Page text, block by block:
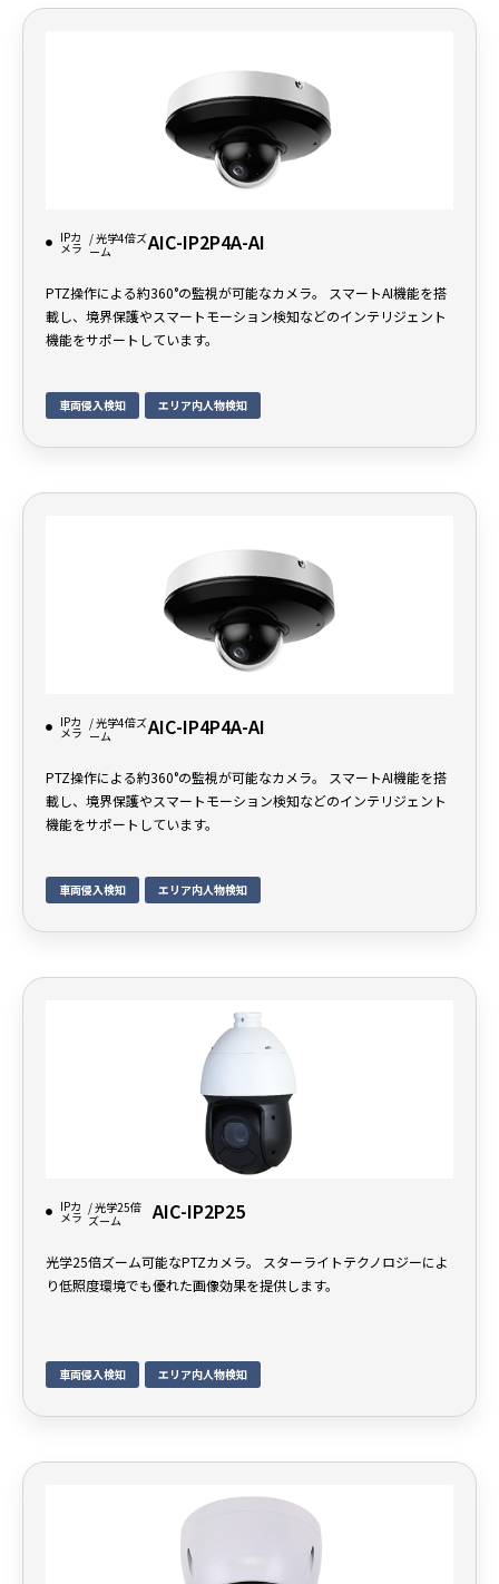
IPカ
メラ
/ 光学4倍ズ
ーム
AIC-IP2P4A-AI
PTZ操作による約360°の監視が可能なカメラ。 スマートAI機能を搭
載し、境界保護やスマートモーション検知などのインテリジェント
機能をサポートしています。
車両侵入検知 エリア内人物検知
IPカ
メラ
/ 光学4倍ズ
ーム
AIC-IP4P4A-AI
PTZ操作による約360°の監視が可能なカメラ。 スマートAI機能を搭
載し、境界保護やスマートモーション検知などのインテリジェント
機能をサポートしています。
車両侵入検知 エリア内人物検知
IPカ
メラ
/ 光学25倍
ズーム
AIC-IP2P25
光学25倍ズーム可能なPTZカメラ。 スターライトテクノロジーによ
り低照度環境でも優れた画像効果を提供します。
車両侵入検知 エリア内人物検知